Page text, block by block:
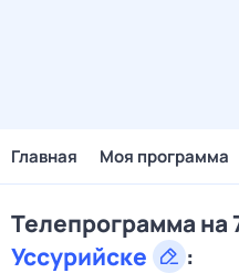
Главная Моя программа
Телепрограмма на
Уссурийске
: